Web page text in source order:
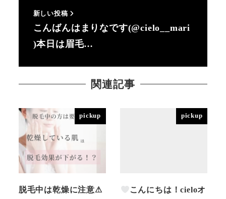
新しい投稿
こんばんはまりなです(@cielo__mari
)本日は眉毛…
関連記事
pickup
脱毛中は乾燥に注意⚠︎
pickup
こんにちは！cieloオ